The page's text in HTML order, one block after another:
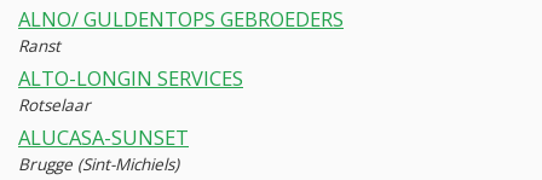
ALNO/ GULDENTOPS GEBROEDERS
Ranst
ALTO-LONGIN SERVICES
Rotselaar
ALUCASA-SUNSET
Brugge (Sint-Michiels)